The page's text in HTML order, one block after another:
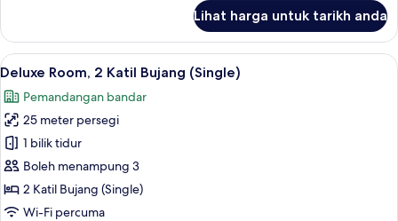
Room,
Katil
(King),
Bay
View
Lihat harga untuk tarikh anda
Lihat
semua
foto
untuk
Deluxe
Room,
2
Katil
Bar mini, peti besi dalam bilik, meja,
5
Deluxe Room, 2 Katil Bujang (Single)
Pemandangan bandar
25 meter persegi
1 bilik tidur
Boleh menampung 3
2 Katil Bujang (Single)
Wi-Fi percuma